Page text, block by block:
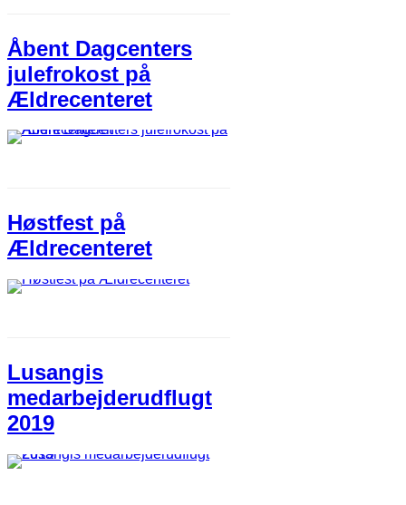
Åbent Dagcenters
julefrokost på
Ældrecenteret
Høstfest på
Ældrecenteret
Lusangis
medarbejderudflugt
2019